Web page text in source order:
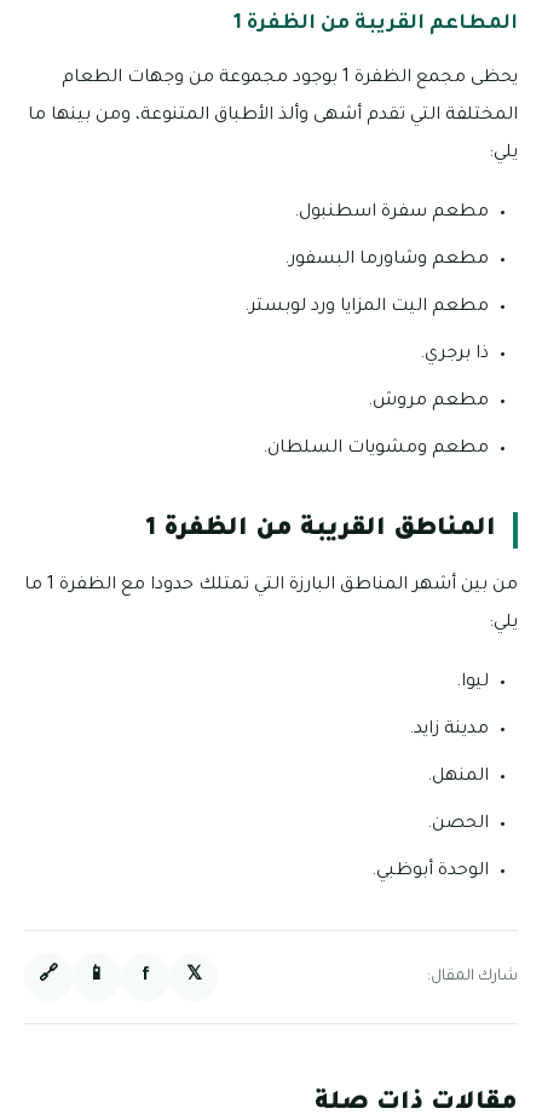
المطاعم القريبة من الظفرة 1
يحظى مجمع الظفرة 1 بوجود مجموعة من وجهات الطعام
المختلفة التي تقدم أشهى وألذ الأطباق المتنوعة، ومن بينها ما
يلي:
مطعم سفرة اسطنبول.
مطعم وشاورما البسفور.
مطعم اليت المزايا ورد لوبستر.
ذا برجري.
مطعم مروش.
مطعم ومشويات السلطان.
المناطق القريبة من الظفرة 1
من بين أشهر المناطق البارزة التي تمتلك حدودا مع الظفرة 1 ما
يلي:
ليوا.
مدينة زايد.
المنهل.
الحصن.
الوحدة أبوظبي.
شارك المقال: 𝕏
f
📱
🔗
مقالات ذات صلة